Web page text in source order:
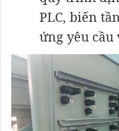
PLC, biến
ứng yêu cầu